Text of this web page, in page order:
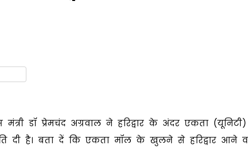
मंत्री डॉ प्रेमचंद अग्रवाल ने हरिद्वार के अंदर एकता (यूनिटी)
दी है। बता दें कि एकता मॉल के खुलने से हरिद्वार आने